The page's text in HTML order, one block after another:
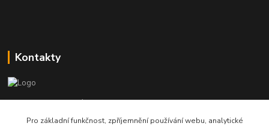
Kontakty
Telefon pro technické dotazy: 775 113 255
Pro základní funkčnost, zpříjemnění používání webu, analytické